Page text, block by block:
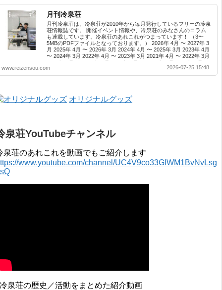
月刊冷泉荘
月刊冷泉荘は、冷泉荘が2010年から毎月発行しているフリーの冷泉
荘情報誌です。 開催イベント情報や、冷泉荘のみなさんのコラム
も連載しています。冷泉荘のあれこれがつまっています！ （3〜
5MBのPDFファイルとなっております。） 2026年 4月 〜 2027年 3
月 2025年 4月 〜 2026年 3月 2024年 4月 〜 2025年 3月 2023年 4月
〜 2024年 3月 2022年 4月 〜 2023年 3月 2021年 4月 〜 2022年 3月
2020年 4月 〜 2021年 3月 2019年 4月 〜 2020年 3月 2018年 4月 〜
2019年 3月 2017年 4月 〜 2018年 3月 2016年 4月 〜 2017年 3月
2015年 4月 〜 2016年 3月 2014年 4月 〜 2015年 3月 2013...
www.reizensou.com 2026-07-25 15:48
オリジナルグッズ
泉荘YouTubeチャンネル
泉荘のあれこれを動画でもご紹介します
www.youtube.com/channel/UC4V9co33GlWM1BvNvLsg
泉荘の歴史／活動をまとめた紹介動画